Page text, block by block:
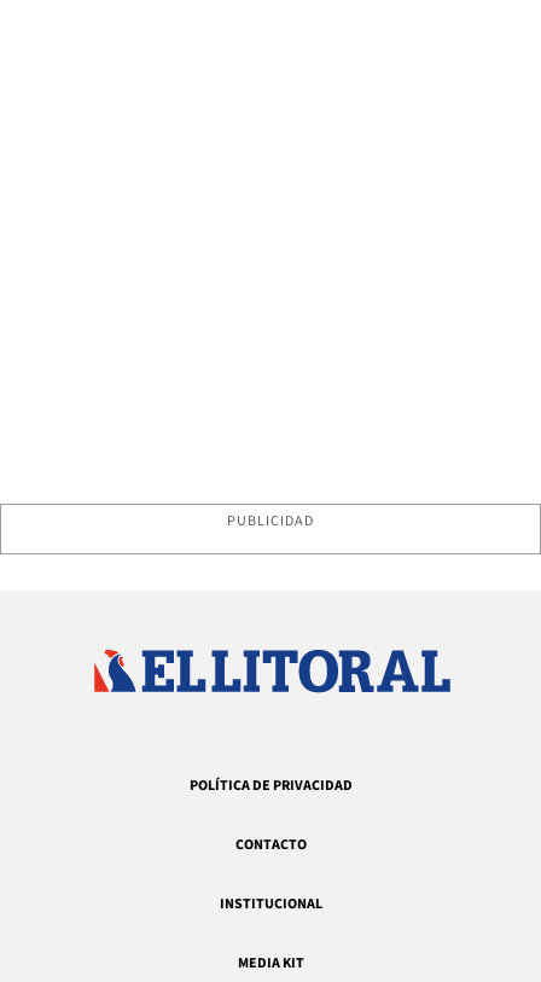
PUBLICIDAD
POLÍTICA DE PRIVACIDAD
CONTACTO
INSTITUCIONAL
MEDIA KIT